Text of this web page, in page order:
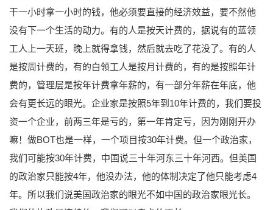
干一小时拿一小时的钱，他必须要直接的经济效益，要不然他
没有下一个生活的动力。有的人是按天计费的，据说有的蓝领
工人上一天班，晚上就得拿钱，然后就去吃了花没了。有的人
是按周计费的，有的白领工人是按月计费的，有的是按照年计
费的，管理层是按年计费拿年薪的，有一部分年薪在年底，他
会有更长远的眼光。企业家是按照5年到10年计费的，我们要投
资一个企业，前两三年是亏的，第一年肯定亏，因为刚刚开办
嘛！做BOT也是一样，一个项目按30年计费。但一个政治家，
我们可能按30年计费，中国说三十年河东三十年河西。但美国
的政治家只能按4年，他没办法，他的体制决定了他只能考虑4
年。所以我们说美国政治家的眼光不如中国的政治家眼光长。